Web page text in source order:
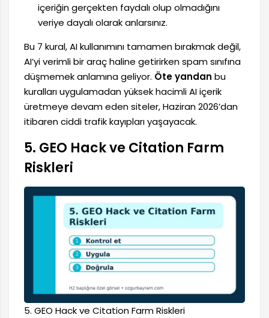
içeriğin gerçekten faydalı olup olmadığını
veriye dayalı olarak anlarsınız.
Bu 7 kural, AI kullanımını tamamen bırakmak değil,
AI’yi verimli bir araç haline getirirken spam sınıfına
düşmemek anlamına geliyor. Öte yandan bu
kuralları uygulamadan yüksek hacimli AI içerik
üretmeye devam eden siteler, Haziran 2026’dan
itibaren ciddi trafik kayıpları yaşayacak.
5. GEO Hack ve Citation Farm
Riskleri
5. GEO Hack ve Citation Farm Riskleri